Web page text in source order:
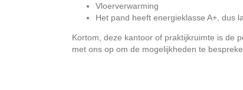
Vloerverwarming
Het pand heeft energieklasse A+, dus
Kortom, deze kantoor of praktijkruimte is de
met ons op om de mogelijkheden te